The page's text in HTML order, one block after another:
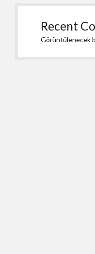
Recent
Görüntülenecek